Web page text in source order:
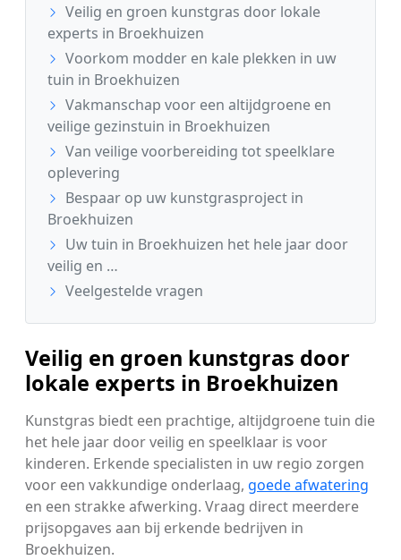
Veilig en groen kunstgras door lokale
experts in Broekhuizen
Voorkom modder en kale plekken in uw
tuin in Broekhuizen
Vakmanschap voor een altijdgroene en
veilige gezinstuin in Broekhuizen
Van veilige voorbereiding tot speelklare
oplevering
Bespaar op uw kunstgrasproject in
Broekhuizen
Uw tuin in Broekhuizen het hele jaar door
veilig en …
Veelgestelde vragen
Veilig en groen kunstgras door
lokale experts in Broekhuizen
Kunstgras biedt een prachtige, altijdgroene tuin die
het hele jaar door veilig en speelklaar is voor
kinderen. Erkende specialisten in uw regio zorgen
voor een vakkundige onderlaag, goede afwatering
en een strakke afwerking. Vraag direct meerdere
prijsopgaves aan bij erkende bedrijven in
Broekhuizen.